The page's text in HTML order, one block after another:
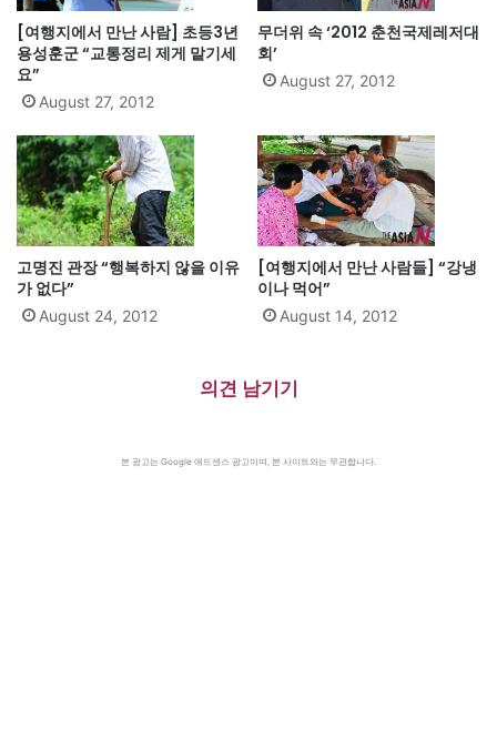
[여행지에서 만난 사람] 초등3년
용성훈군 “교통정리 제게 맡기세
요”
August 27, 2012
무더위 속 ‘2012 춘천국제레저대
회’
August 27, 2012
고명진 관장 “행복하지 않을 이유
가 없다”
August 24, 2012
[여행지에서 만난 사람들] “강냉
이나 먹어”
August 14, 2012
의견 남기기
본 광고는 Google 애드센스 광고이며, 본 사이트와는 무관합니다.